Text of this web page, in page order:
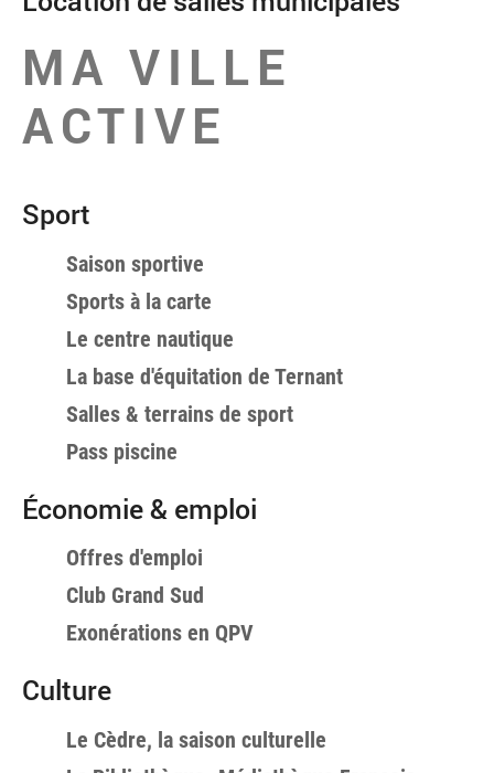
MA VILLE
ACTIVE
Sport
Saison sportive
Sports à la carte
Le centre nautique
La base d'équitation de Ternant
Salles & terrains de sport
Pass piscine
Économie & emploi
Offres d'emploi
Club Grand Sud
Exonérations en QPV
Culture
Le Cèdre, la saison culturelle